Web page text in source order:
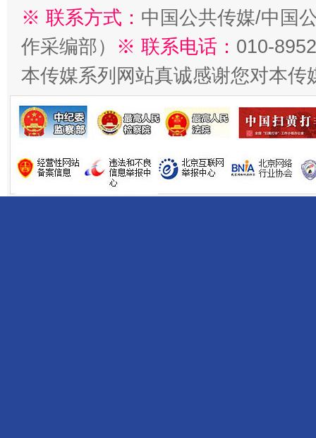
※ 联系方式： 中国公共传媒/中国
作采编部） ※ 联系电话： 010-
本传媒系列网站真诚感谢您对本